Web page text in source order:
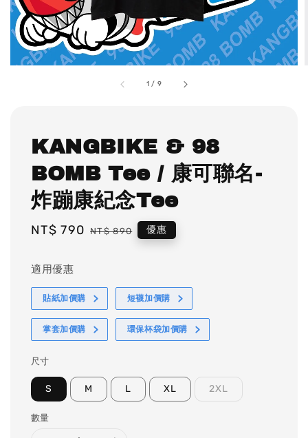
1 / 9
KANGBIKE & 98
BOMB Tee / 康可聯名-
炸蹦康紀念Tee
Sale
NT$ 790 Regular
NT$ 890 優惠
適用優惠
貼紙加價購 短襪加價購
掌套加價購 環保杯袋加價購
尺寸
S M L XL 2XL
數量